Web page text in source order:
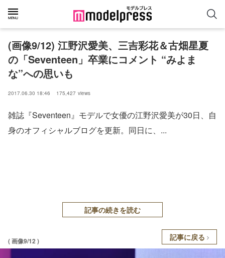
(画像9/12) 江野沢愛美、三吉彩花＆古畑星夏
の「Seventeen」卒業にコメント “みよま
な”への思いも
2017.06.30 18:46 175,427 views
雑誌『Seventeen』モデルで女優の江野沢愛美が30日、自
身のオフィシャルブログを更新。同日に、...
記事の続きを読む
( 画像9/12 ) 記事に戻る